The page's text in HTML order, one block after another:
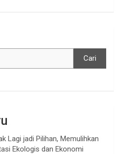
Cari
Lagi jadi Pilihan, Memulihkan
Ekologis dan Ekonomi